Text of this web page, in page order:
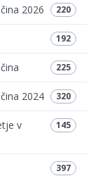
220
2026
192
225
320
2024
145
v
397